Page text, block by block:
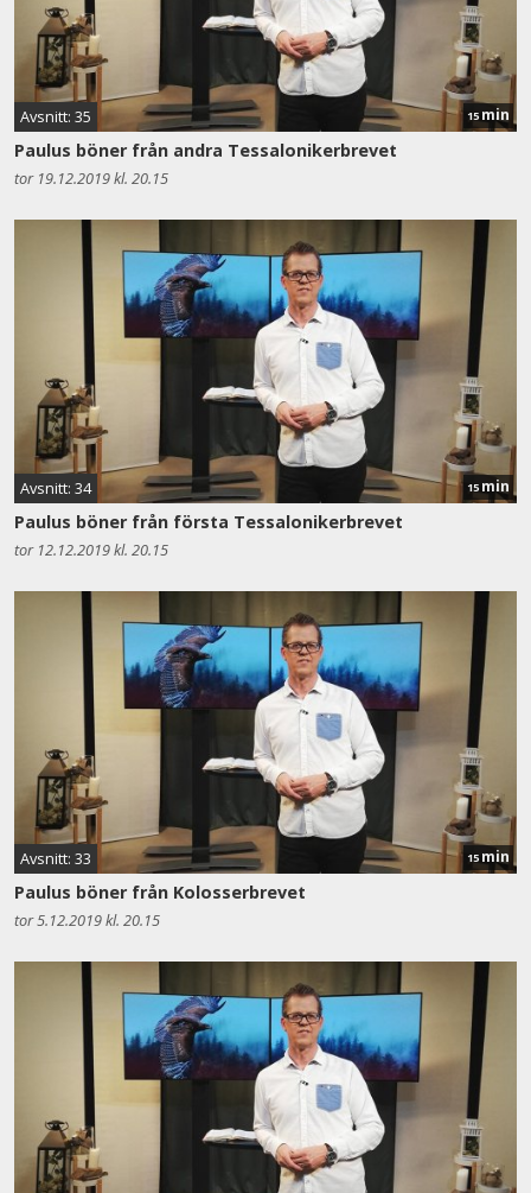
Avsnitt: 35 15 min
Paulus böner från andra Tessalonikerbrevet
tor 19.12.2019 kl. 20.15
Avsnitt: 34 15 min
Paulus böner från första Tessalonikerbrevet
tor 12.12.2019 kl. 20.15
Avsnitt: 33 15 min
Paulus böner från Kolosserbrevet
tor 5.12.2019 kl. 20.15